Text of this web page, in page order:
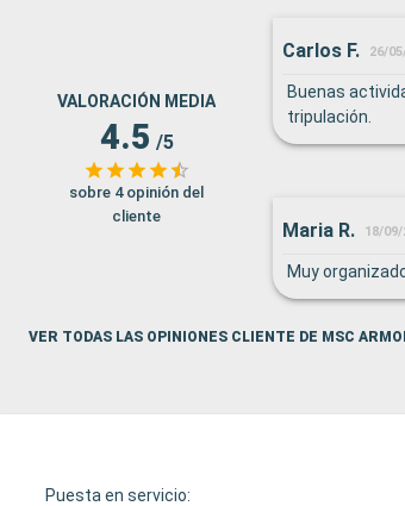
VALORACIÓN MEDIA
4.5 /5
sobre 4 opinión del
cliente
Carlos F. 26/
Buenas
tripulación.
Maria R. 18/09/
Muy
VER TODAS LAS OPINIONES CLIENTE DE MSC
Puesta en servicio: